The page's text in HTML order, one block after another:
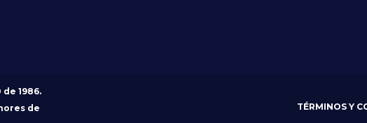
1986.
de
TÉRMINOS Y